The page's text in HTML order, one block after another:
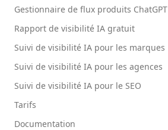
Gestionnaire de flux produits ChatGPT
Rapport de visibilité IA gratuit
Suivi de visibilité IA pour les marques
Suivi de visibilité IA pour les agences
Suivi de visibilité IA pour le SEO
Tarifs
Documentation